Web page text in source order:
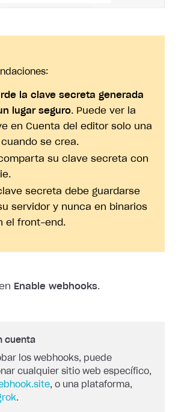
la clave secreta generada
lugar seguro. Puede ver la
en Cuenta del editor solo una
cuando se crea.
su clave secreta con
secreta debe guardarse
servidor y nunca en binarios
el front-end.
Enable webhooks.
cuenta
los webhooks, puede
cualquier sitio web específico,
, o una plataforma,
.